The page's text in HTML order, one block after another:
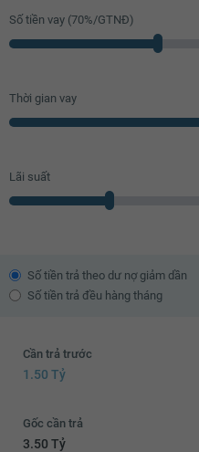
Số tiền vay (70%/GTNĐ)
Thời gian vay
Lãi suất
Số tiền trả theo dư nợ giảm dần
Số tiền trả đều hàng tháng
Cần trả trước
1.50 Tỷ
Gốc cần trả
3.50 Tỷ